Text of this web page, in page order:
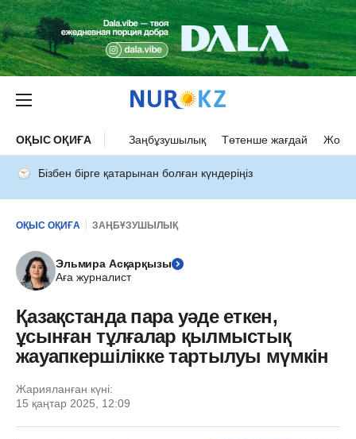
ОҚЫС ОҚИҒА Заңбұзушылық Төтенше жағдай Жол
Бізбен бірге қатарынан болған күндеріңіз
ОҚЫС ОҚИҒА ЗАҢБҰЗУШЫЛЫҚ
Эльмира Асқарқызы
Аға журналист
Қазақстанда пара уәде еткен,
ұсынған тұлғалар қылмыстық
жауапкершілікке тартылуы мүмкін
Жарияланған күні:
15 қаңтар 2025, 12:09